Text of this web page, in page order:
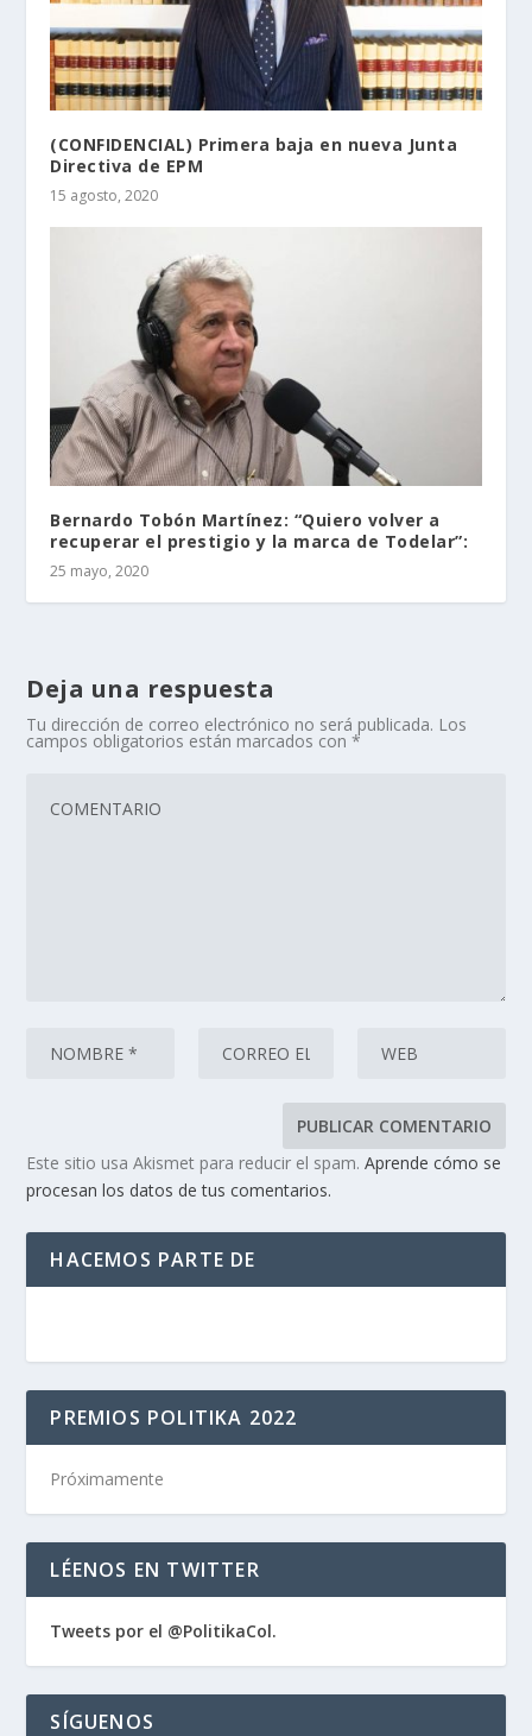
(CONFIDENCIAL) Primera baja en nueva Junta
Directiva de EPM
15 agosto, 2020
Bernardo Tobón Martínez: “Quiero volver a
recuperar el prestigio y la marca de Todelar”:
25 mayo, 2020
Deja una respuesta
Tu dirección de correo electrónico no será publicada. Los
campos obligatorios están marcados con*
Este sitio usa Akismet para reducir el spam.Aprende cómo se
procesan los datos de tus comentarios.
HACEMOS PARTE DE
PREMIOS POLITIKA 2022
Próximamente
LÉENOS EN TWITTER
Tweets por el @PolitikaCol.
SÍGUENOS